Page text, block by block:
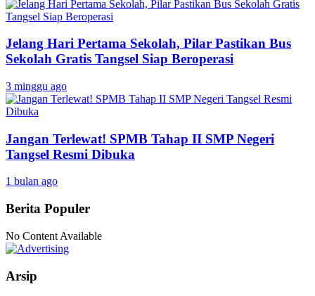
Jelang Hari Pertama Sekolah, Pilar Pastikan Bus
Sekolah Gratis Tangsel Siap Beroperasi
3 minggu ago
Jangan Terlewat! SPMB Tahap II SMP Negeri
Tangsel Resmi Dibuka
1 bulan ago
Berita Populer
No Content Available
Arsip